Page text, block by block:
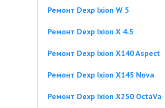
Ремонт Dexp Ixion W 5
Ремонт Dexp Ixion X 4.5
Ремонт Dexp Ixion X140 Aspect
Ремонт Dexp Ixion X145 Nova
Ремонт Dexp Ixion X250 OctaVa